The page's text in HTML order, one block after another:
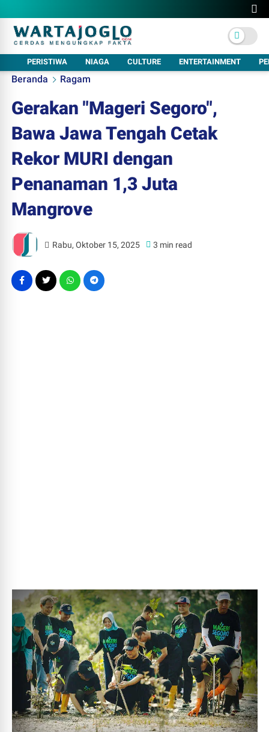
PERISTIWA NIAGA CULTURE ENTERTAINMENT
Beranda Ragam
Gerakan "Mageri Segoro",
Bawa Jawa Tengah Cetak
Rekor MURI dengan
Penanaman 1,3 Juta
Mangrove
Rabu, Oktober 15, 2025 3 min read